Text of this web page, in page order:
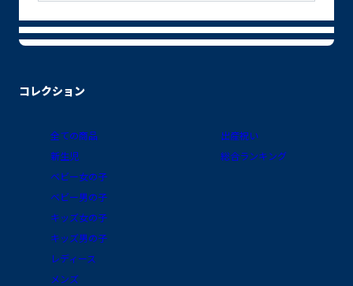
コレクション
全ての商品
新生児
ベビー女の子
ベビー男の子
キッズ女の子
キッズ男の子
レディース
メンズ
出産祝い
総合ランキング